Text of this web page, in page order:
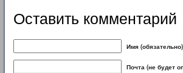
Оставить комментарий
Имя (обязательно)
Почта (не будет